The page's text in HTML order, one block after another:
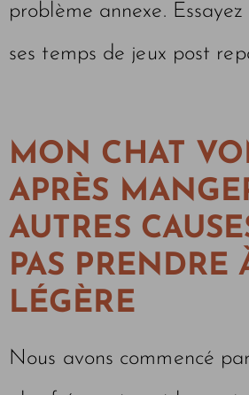
problème annexe.
ses temps de jeux post
MON CHAT
APRÈS
AUTRES
PAS PRENDRE
LÉGÈRE
Nous avons commencé